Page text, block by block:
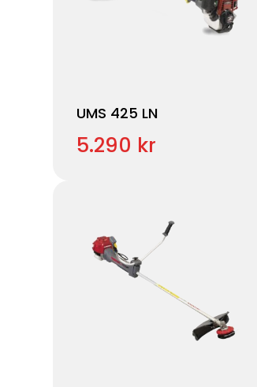
UMS 425 LN
5.290 kr